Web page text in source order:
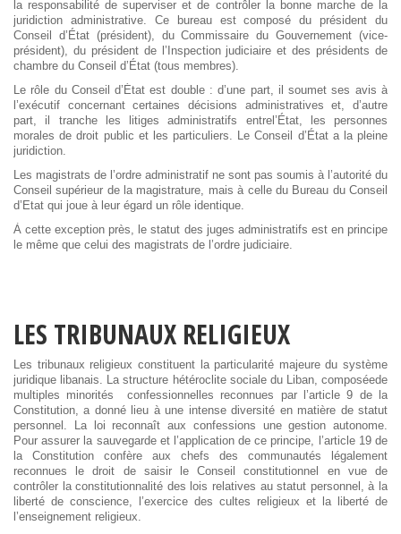
la responsabilité de superviser et de contrôler la bonne marche de la
juridiction administrative. Ce bureau est composé du président du
Conseil d’État (président), du Commissaire du Gouvernement (vice-
président), du président de l’Inspection judiciaire et des présidents de
chambre du Conseil d’État (tous membres).
Le rôle du Conseil d’État est double : d’une part, il soumet ses avis à
l’exécutif concernant certaines décisions administratives et, d’autre
part, il tranche les litiges administratifs entrel’État, les personnes
morales de droit public et les particuliers. Le Conseil d’État a la pleine
juridiction.
Les magistrats de l’ordre administratif ne sont pas soumis à l’autorité du
Conseil supérieur de la magistrature, mais à celle du Bureau du Conseil
d’Etat qui joue à leur égard un rôle identique.
À cette exception près, le statut des juges administratifs est en principe
le même que celui des magistrats de l’ordre judiciaire.
LES TRIBUNAUX RELIGIEUX
Les tribunaux religieux constituent la particularité majeure du système
juridique libanais. La structure hétéroclite sociale du Liban, composéede
multiples minorités confessionnelles reconnues par l’article 9 de la
Constitution, a donné lieu à une intense diversité en matière de statut
personnel. La loi reconnaît aux confessions une gestion autonome.
Pour assurer la sauvegarde et l’application de ce principe, l’article 19 de
la Constitution confère aux chefs des communautés légalement
reconnues le droit de saisir le Conseil constitutionnel en vue de
contrôler la constitutionnalité des lois relatives au statut personnel, à la
liberté de conscience, l’exercice des cultes religieux et la liberté de
l’enseignement religieux.